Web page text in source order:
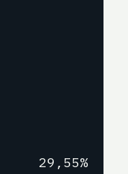
29,55%